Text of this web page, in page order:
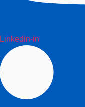
Linkedin-in